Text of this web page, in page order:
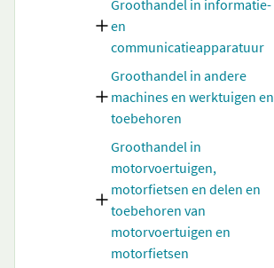
Groothandel in informatie-
en
communicatieapparatuur
Groothandel in andere
machines en werktuigen en
toebehoren
Groothandel in
motorvoertuigen,
motorfietsen en delen en
toebehoren van
motorvoertuigen en
motorfietsen